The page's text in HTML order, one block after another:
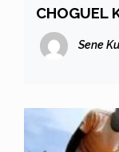
CHOGUEL
QUITTER
Sene